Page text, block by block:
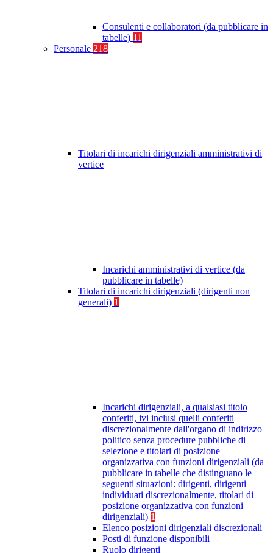
Consulenti e collaboratori (da pubblicare in
tabelle) 11
Personale 218
Titolari di incarichi dirigenziali amministrativi di
vertice
Incarichi amministrativi di vertice (da
pubblicare in tabelle)
Titolari di incarichi dirigenziali (dirigenti non
generali) 1
Incarichi dirigenziali, a qualsiasi titolo
conferiti, ivi inclusi quelli conferiti
discrezionalmente dall'organo di indirizzo
politico senza procedure pubbliche di
selezione e titolari di posizione
organizzativa con funzioni dirigenziali (da
pubblicare in tabelle che distinguano le
seguenti situazioni: dirigenti, dirigenti
individuati discrezionalmente, titolari di
posizione organizzativa con funzioni
dirigenziali) 1
Elenco posizioni dirigenziali discrezionali
Posti di funzione disponibili
Ruolo dirigenti